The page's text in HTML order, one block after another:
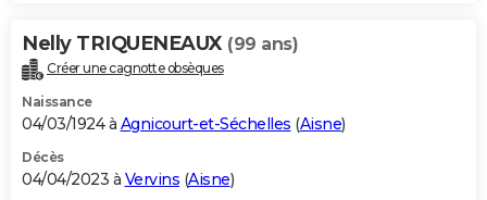
Nelly TRIQUENEAUX (99 ans)
Créer une cagnotte obsèques
Naissance
04/03/1924 à Agnicourt-et-Séchelles (Aisne)
Décès
04/04/2023 à Vervins (Aisne)